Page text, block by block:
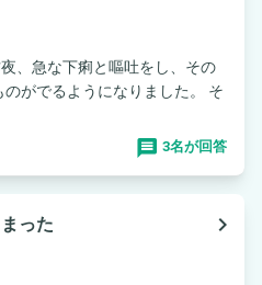
がでるようになりました。 そ
3名が回答
った
navigate_next